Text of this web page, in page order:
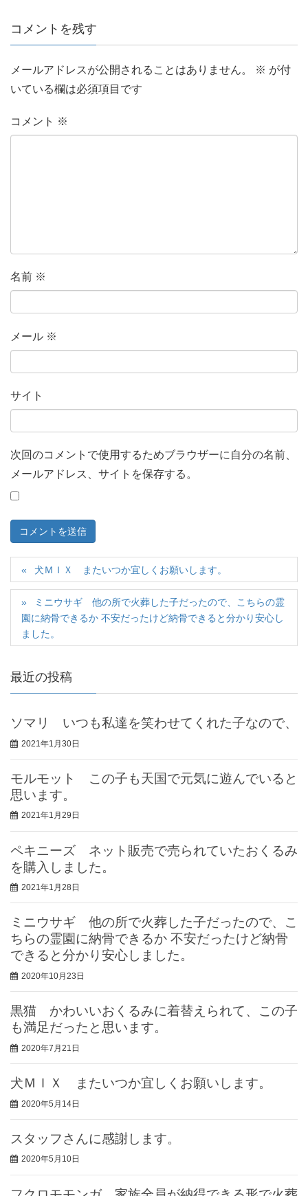
コメントを残す
メールアドレスが公開されることはありません。 ※ が付
いている欄は必須項目です
コメント ※
名前 ※
メール ※
サイト
次回のコメントで使用するためブラウザーに自分の名前、
メールアドレス、サイトを保存する。
犬ＭＩＸ またいつか宜しくお願いします。
ミニウサギ 他の所で火葬した子だったので、こちらの霊
園に納骨できるか 不安だったけど納骨できると分かり安心し
ました。
最近の投稿
ソマリ いつも私達を笑わせてくれた子なので、
2021年1月30日
モルモット この子も天国で元気に遊んでいると
思います。
2021年1月29日
ペキニーズ ネット販売で売られていたおくるみ
を購入しました。
2021年1月28日
ミニウサギ 他の所で火葬した子だったので、こ
ちらの霊園に納骨できるか 不安だったけど納骨
できると分かり安心しました。
2020年10月23日
黒猫 かわいいおくるみに着替えられて、この子
も満足だったと思います。
2020年7月21日
犬ＭＩＸ またいつか宜しくお願いします。
2020年5月14日
スタッフさんに感謝します。
2020年5月10日